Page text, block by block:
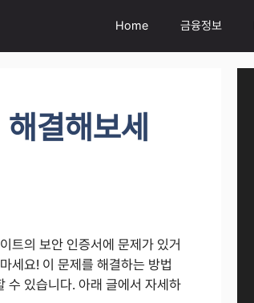
Home 금융정보
결해보세
트의 보안 인증서에 문제가 있거
세요! 이 문제를 해결하는 방법
수 있습니다. 아래 글에서 자세하